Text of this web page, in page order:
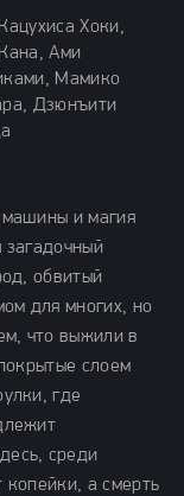
Хоки,
Ами
Мамико
Дзюнъити
и магия
загадочный
обвитый
для многих, но
что выжили в
слоем
где
среди
копейки, а смерть